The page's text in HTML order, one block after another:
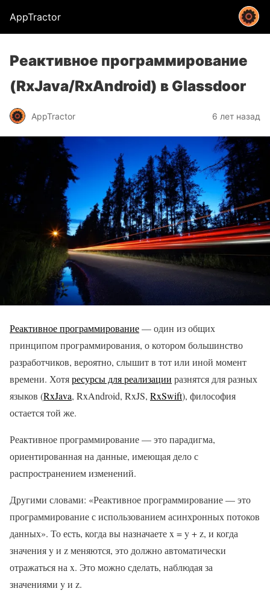
AppTractor
Реактивное программирование
(RxJava/RxAndroid) в Glassdoor
AppTractor 6 лет назад
Реактивное программирование— один из общих
принципом программирования, о котором большинство
разработчиков, вероятно, слышит в тот или иной момент
времени. Хотяресурсы для реализации разнятся для разных
языков (RxJava, RxAndroid, RxJS, RxSwift), философия
остается той же.
Реактивное программирование — это парадигма,
ориентированная на данные, имеющая дело с
распространением изменений.
Другими словами: «Реактивное программирование — это
программирование с использованием асинхронных потоков
данных». То есть, когда вы назначаете x = y + z, и когда
значения y и z меняются, это должно автоматически
отражаться на x. Это можно сделать, наблюдая за
значениями y и z.